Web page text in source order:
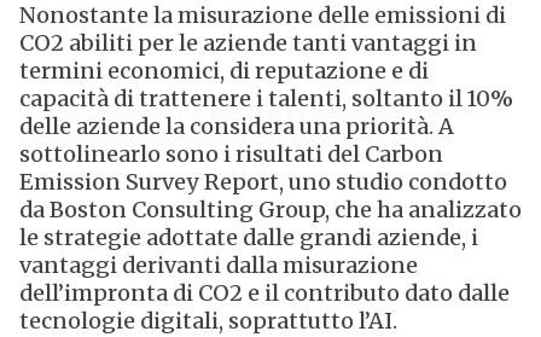
Nonostante la misurazione delle emissioni di
CO2 abiliti per le aziende tanti vantaggi in
termini economici, di reputazione e di
capacità di trattenere i talenti, soltanto il 10%
delle aziende la considera una priorità. A
sottolinearlo sono i risultati del Carbon
Emission Survey Report, uno studio condotto
da Boston Consulting Group, che ha analizzato
le strategie adottate dalle grandi aziende, i
vantaggi derivanti dalla misurazione
dell’impronta di CO2 e il contributo dato dalle
tecnologie digitali, soprattutto l’AI.